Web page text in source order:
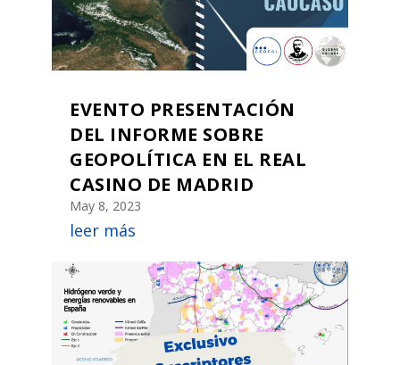
EVENTO PRESENTACIÓN
DEL INFORME SOBRE
GEOPOLÍTICA EN EL REAL
CASINO DE MADRID
May 8, 2023
leer más